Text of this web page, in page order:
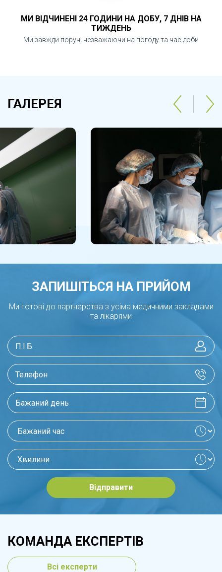
МИ ВІДЧИНЕНІ 24 ГОДИНИ НА ДОБУ, 7 ДНІВ НА
ТИЖДЕНЬ
Ми завжди поруч, незважаючи на погоду та час доби
ГАЛЕРЕЯ
ЗАПИШІТЬСЯ НА ПРИЙОМ
Ми готові до партнерства з усіма медичними закладами
та лікарями
Відправити
КОМАНДА ЕКСПЕРТІВ
Всі експерти